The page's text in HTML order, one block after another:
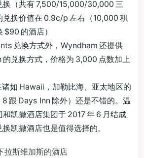
换（共有 7,500/15,000/30,000 三
兑换价值在 0.9c/p 左右（10,000 积
$90 的酒店）
兑换方式外，Wyndham 还提供
兑换方式，价格为 3,000 点数加上
如 Hawaii，加勒比海、亚太地区的
跟 Days Inn 除外）还是不错的。温
凯撒酒店集团于 2017 年 6 月结成
凯撒酒店也是值得选择的。
拉斯维加斯的酒店